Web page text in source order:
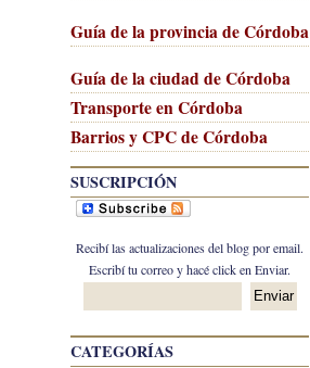
Guía de la provincia de Córdoba
Guía de la ciudad de Córdoba
Transporte en Córdoba
Barrios y CPC de Córdoba
SUSCRIPCIÓN
Recibí las actualizaciones del blog por email.
Escribí tu correo y hacé click en Enviar.
CATEGORÍAS